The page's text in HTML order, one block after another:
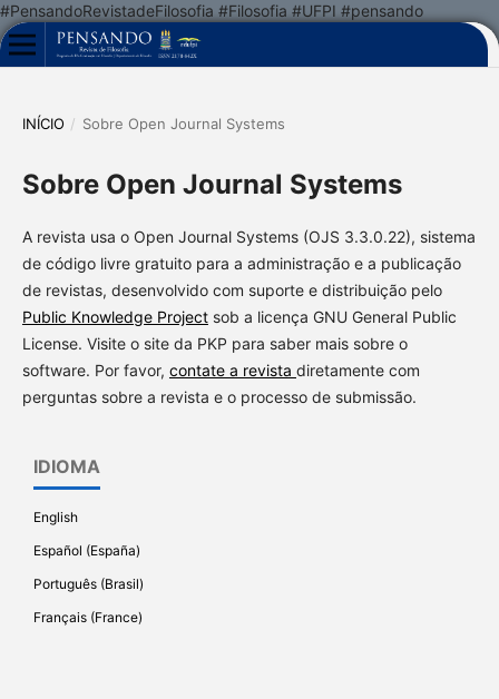
#PensandoRevistadeFilosofia #Filosofia #UFPI #pensando
INÍCIO / Sobre Open Journal Systems
Sobre Open Journal Systems
A revista usa o Open Journal Systems (OJS 3.3.0.22), sistema
de código livre gratuito para a administração e a publicação
de revistas, desenvolvido com suporte e distribuição pelo
Public Knowledge Projectsob a licença GNU General Public
License. Visite o site da PKP para saber mais sobre o
software. Por favor, contate a revista diretamente com
perguntas sobre a revista e o processo de submissão.
IDIOMA
English
Español (España)
Português (Brasil)
Français (France)